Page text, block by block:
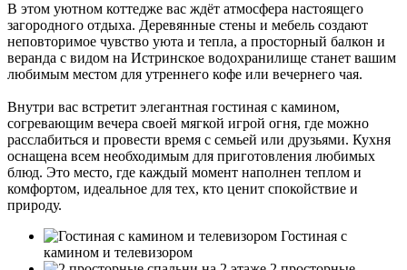
В этом уютном коттедже вас ждёт атмосфера настоящего
загородного отдыха. Деревянные стены и мебель создают
неповторимое чувство уюта и тепла, а просторный балкон и
веранда с видом на Истринское водохранилище станет вашим
любимым местом для утреннего кофе или вечернего чая.
Внутри вас встретит элегантная гостиная с камином,
согревающим вечера своей мягкой игрой огня, где можно
расслабиться и провести время с семьей или друзьями. Кухня
оснащена всем необходимым для приготовления любимых
блюд. Это место, где каждый момент наполнен теплом и
комфортом, идеальное для тех, кто ценит спокойствие и
природу.
Гостиная с
камином и телевизором